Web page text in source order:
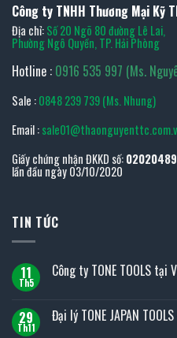
Công ty TNHH Thương Mại Kỹ
Địa chỉ:Số 20 Ngõ 80 đường Lê Lai,
Phường Ngô Quyền, TP. Hải Phòng
Hotline : 0916 535 997 (Ms.
Sale :0848 239 739 (Ms. Nhung)
Email :
Giấy chứng nhận ĐKKD số:
lần đầu ngày 03/10/2020
TIN TỨC
11
Th5
Công ty TONE TOOLS tại
bình
luận
29
Th11
Đại lý TONE JAPAN